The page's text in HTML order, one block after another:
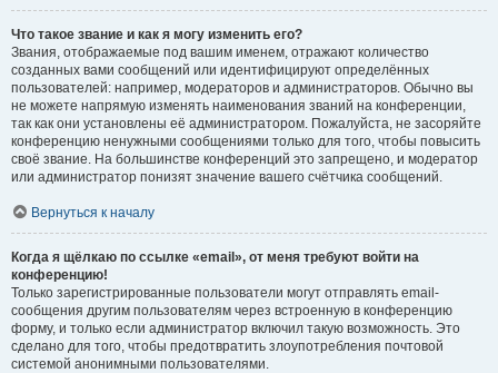
Что такое звание и как я могу изменить его?
Звания, отображаемые под вашим именем, отражают количество
созданных вами сообщений или идентифицируют определённых
пользователей: например, модераторов и администраторов. Обычно вы
не можете напрямую изменять наименования званий на конференции,
так как они установлены её администратором. Пожалуйста, не засоряйте
конференцию ненужными сообщениями только для того, чтобы повысить
своё звание. На большинстве конференций это запрещено, и модератор
или администратор понизят значение вашего счётчика сообщений.
Вернуться к началу
Когда я щёлкаю по ссылке «email», от меня требуют войти на
конференцию!
Только зарегистрированные пользователи могут отправлять email-
сообщения другим пользователям через встроенную в конференцию
форму, и только если администратор включил такую возможность. Это
сделано для того, чтобы предотвратить злоупотребления почтовой
системой анонимными пользователями.